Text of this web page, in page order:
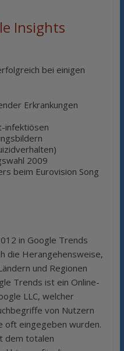
Insights
bei einigen
Erkrankungen
infektiösen
2009
beim Eurovision Song
in Google Trends
die Herangehensweise,
und Regionen
Trends ist ein Online-
LLC, welcher
von Nutzern
oft eingegeben wurden.
dem totalen